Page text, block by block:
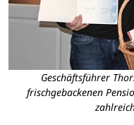
Geschäftsführer
frischgebackenen